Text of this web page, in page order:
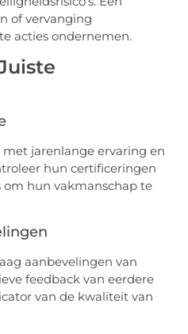
of vervanging
acties ondernemen.
jarenlange ervaring en
hun certificeringen
om hun vakmanschap te
aanbevelingen van
feedback van eerdere
van de kwaliteit van